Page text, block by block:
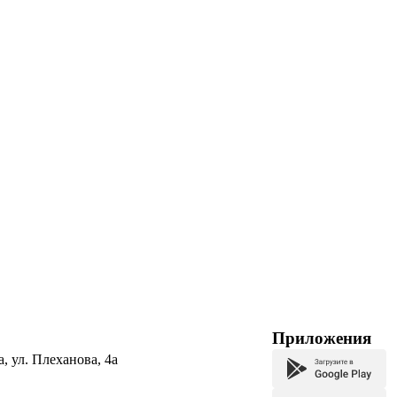
ул. Плеханова, 4а
Приложения